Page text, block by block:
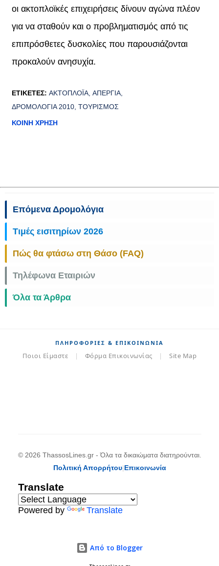
οι ακτοπλοϊκές επιχειρήσεις δίνουν αγώνα πλέον
για να σταθούν και ο προβληματισμός από τις
επιπρόσθετες δυσκολίες που παρουσιάζονται
προκαλούν ανησυχία.
ΕΤΙΚΈΤΕΣ: ΑΚΤΟΠΛΟΪ́Α ΑΠΕΡΓΊΑ
ΔΡΟΜΟΛΌΓΙΑ 2010 ΤΟΥΡΙΣΜΌΣ
ΚΟΙΝΉ ΧΡΉΣΗ
Επόμενα Δρομολόγια
Τιμές εισιτηρίων 2026
Πώς θα φτάσω στη Θάσο (FAQ)
Τηλέφωνα Εταιριών
Όλα τα Άρθρα
ΠΛΗΡΟΦΟΡΊΕΣ & ΕΠΙΚΟΙΝΩΝΊΑ
Ποιοι Είμαστε | Φόρμα Επικοινωνίας | Site Map
© 2026 ThassosLines.gr - Όλα τα δικαιώματα διατηρούνται.
Πολιτική Απορρήτου|Επικοινωνία
Translate
Powered by Translate
Από το Blogger